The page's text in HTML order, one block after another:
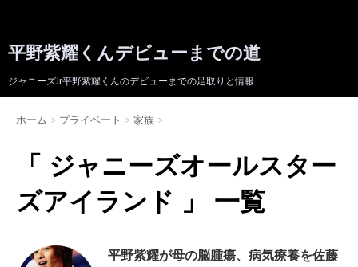
平野紫耀くんデビューまでの道
ジャニーズJr平野紫耀くんのデビューまでの足取りと情報
ホーム > プライベート > 家族 >
「 ジャニーズオールスター
ズアイランド 」 一覧
平野紫耀が母の脳腫瘍、病気療養を佐藤